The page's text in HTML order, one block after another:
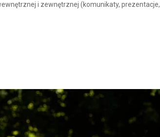
i zewnętrznej (komunikaty, prezentacje,